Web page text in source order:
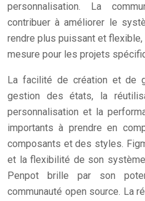
personnalisation. La
contribuer à améliorer le
rendre plus puissant et
mesure pour les projets
La facilité de création et de
gestion des états, la
personnalisation et la
importants à prendre en
composants et des styles.
et la flexibilité de son
Penpot brille par son
communauté open source. La